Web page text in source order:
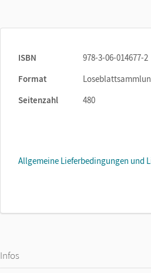
ISBN
978-3-06-014677-2
Format
Seitenzahl
480
Allgemeine Lieferbedingungen und
Infos